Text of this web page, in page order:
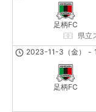
足柄FC
県立
2023-11-3（金） -
足柄FC